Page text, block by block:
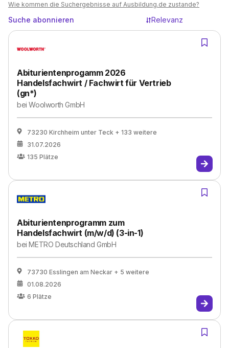
Wie kommen die Suchergebnisse auf Ausbildung.de zustande?
Suche abonnieren Relevanz
Abiturientenprogamm 2026
Handelsfachwirt / Fachwirt für Vertrieb
(gn*)
beiWoolworth GmbH
73230 Kirchheim unter Teck + 133 weitere
31.07.2026
135 Plätze
Abiturientenprogramm zum
Handelsfachwirt (m/w/d) (3-in-1)
beiMETRO Deutschland GmbH
73730 Esslingen am Neckar + 5 weitere
01.08.2026
6 Plätze